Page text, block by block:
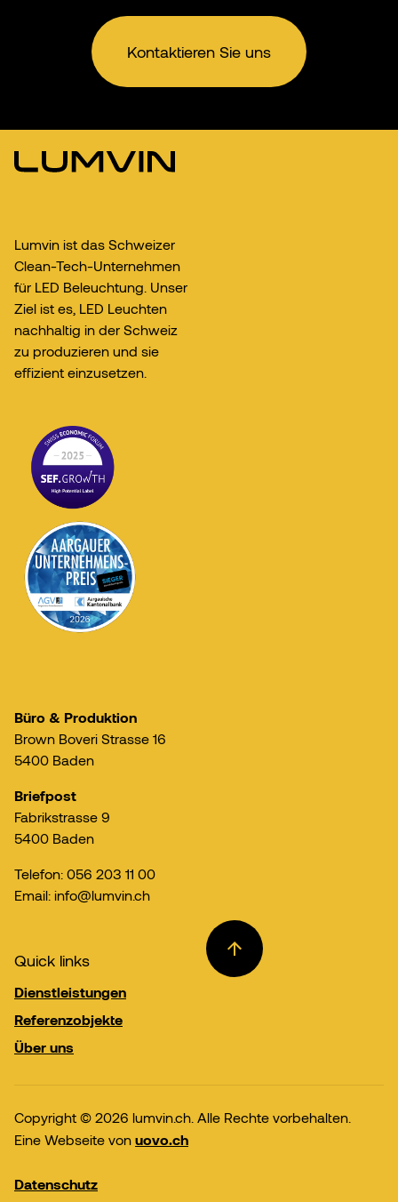
Kontaktieren Sie uns
Lumvin ist das Schweizer
Clean-Tech-Unternehmen
für LED Beleuchtung. Unser
Ziel ist es, LED Leuchten
nachhaltig in der Schweiz
zu produzieren und sie
effizient einzusetzen.
Büro & Produktion
Brown Boveri Strasse 16
5400 Baden
Briefpost
Fabrikstrasse 9
5400 Baden
Telefon: 056 203 11 00
Email: info@lumvin.ch
Quick links
Dienstleistungen
Referenzobjekte
Über uns
Copyright © 2026 lumvin.ch. Alle Rechte vorbehalten.
Eine Webseite von uovo.ch
Datenschutz